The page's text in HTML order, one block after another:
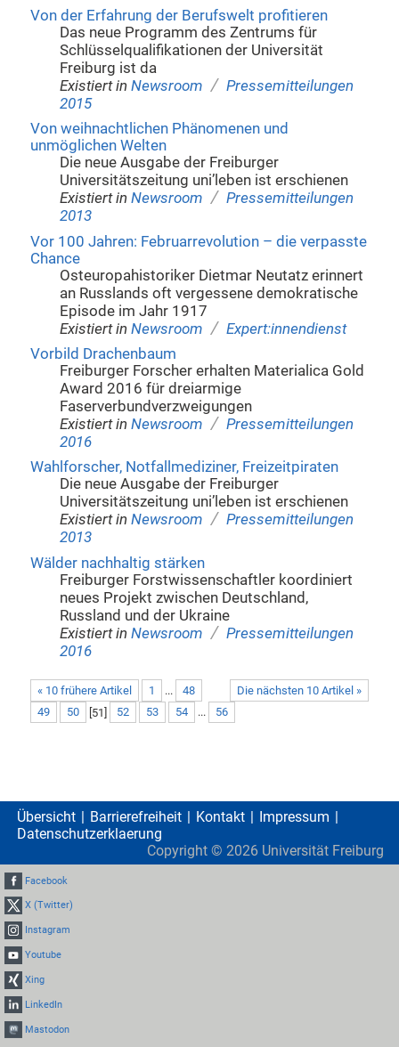
Von der Erfahrung der Berufswelt profitieren
Das neue Programm des Zentrums für
Schlüsselqualifikationen der Universität
Freiburg ist da
Existiert in Newsroom / Pressemitteilungen
2015
Von weihnachtlichen Phänomenen und
unmöglichen Welten
Die neue Ausgabe der Freiburger
Universitätszeitung uni’leben ist erschienen
Existiert in Newsroom / Pressemitteilungen
2013
Vor 100 Jahren: Februarrevolution – die verpasste
Chance
Osteuropahistoriker Dietmar Neutatz erinnert
an Russlands oft vergessene demokratische
Episode im Jahr 1917
Existiert in Newsroom / Expert:innendienst
Vorbild Drachenbaum
Freiburger Forscher erhalten Materialica Gold
Award 2016 für dreiarmige
Faserverbundverzweigungen
Existiert in Newsroom / Pressemitteilungen
2016
Wahlforscher, Notfallmediziner, Freizeitpiraten
Die neue Ausgabe der Freiburger
Universitätszeitung uni’leben ist erschienen
Existiert in Newsroom / Pressemitteilungen
2013
Wälder nachhaltig stärken
Freiburger Forstwissenschaftler koordiniert
neues Projekt zwischen Deutschland,
Russland und der Ukraine
Existiert in Newsroom / Pressemitteilungen
2016
« 10 frühere Artikel Die nächsten 10 Artikel »
1 ...
48
49
50 [51] 52 53 54 ... 56
Übersicht Barrierefreiheit Kontakt
Impressum
Datenschutzerklaerung
Copyright © 2026 Universität Freiburg
Facebook
X (Twitter)
Instagram
Youtube
Xing
LinkedIn
Mastodon